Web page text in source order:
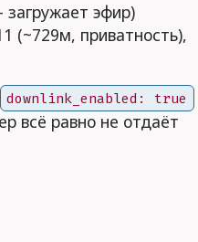
эфир)
(~729м, приватность),
downlink_enabled: true
всё равно не отдаёт